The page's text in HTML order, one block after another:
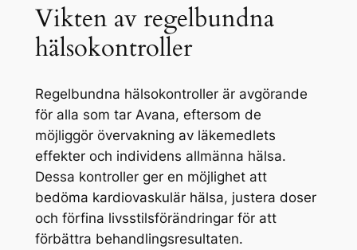
Vikten av regelbundna
hälsokontroller
Regelbundna hälsokontroller är avgörande
för alla som tar Avana, eftersom de
möjliggör övervakning av läkemedlets
effekter och individens allmänna hälsa.
Dessa kontroller ger en möjlighet att
bedöma kardiovaskulär hälsa, justera doser
och förfina livsstilsförändringar för att
förbättra behandlingsresultaten.